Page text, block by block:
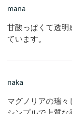
mana
甘酸っぱくて透明
ています。
naka
マグノリアの瑞々